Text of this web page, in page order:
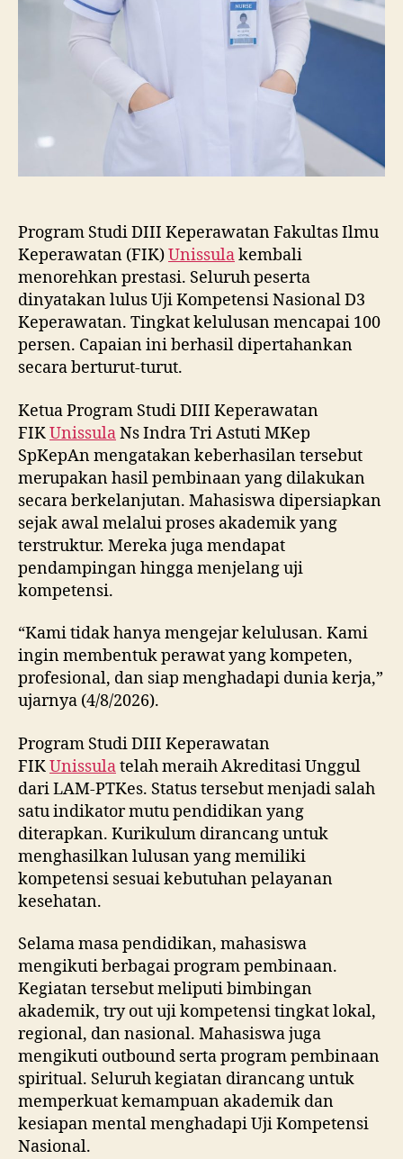
Program Studi DIII Keperawatan Fakultas Ilmu
Keperawatan (FIK)Unissulakembali
menorehkan prestasi. Seluruh peserta
dinyatakan lulus Uji Kompetensi Nasional D3
Keperawatan. Tingkat kelulusan mencapai 100
persen. Capaian ini berhasil dipertahankan
secara berturut-turut.
Ketua Program Studi DIII Keperawatan
FIKUnissulaNs Indra Tri Astuti MKep
SpKepAn mengatakan keberhasilan tersebut
merupakan hasil pembinaan yang dilakukan
secara berkelanjutan. Mahasiswa dipersiapkan
sejak awal melalui proses akademik yang
terstruktur. Mereka juga mendapat
pendampingan hingga menjelang uji
kompetensi.
“Kami tidak hanya mengejar kelulusan. Kami
ingin membentuk perawat yang kompeten,
profesional, dan siap menghadapi dunia kerja,”
ujarnya (4/8/2026).
Program Studi DIII Keperawatan
FIKUnissulatelah meraih Akreditasi Unggul
dari LAM-PTKes. Status tersebut menjadi salah
satu indikator mutu pendidikan yang
diterapkan. Kurikulum dirancang untuk
menghasilkan lulusan yang memiliki
kompetensi sesuai kebutuhan pelayanan
kesehatan.
Selama masa pendidikan, mahasiswa
mengikuti berbagai program pembinaan.
Kegiatan tersebut meliputi bimbingan
akademik, try out uji kompetensi tingkat lokal,
regional, dan nasional. Mahasiswa juga
mengikuti outbound serta program pembinaan
spiritual. Seluruh kegiatan dirancang untuk
memperkuat kemampuan akademik dan
kesiapan mental menghadapi Uji Kompetensi
Nasional.